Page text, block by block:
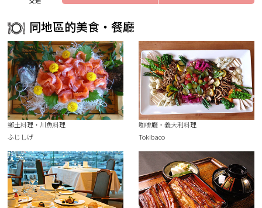
同地區的美食・餐廳
鄉土料理・川魚料理
ふじしげ
咖啡廳・義大利料理
Tokibaco